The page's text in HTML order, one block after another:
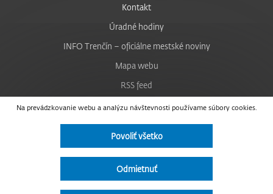
Na prevádzkovanie webu a analýzu návštevnosti používame súbory cookies.
Povoliť všetko
Odmietnuť
Kontakt
Úradné hodiny
INFO Trenčín – oficiálne mestské noviny
Mapa webu
RSS feed
Nastavenie cookies
Facebook
Instagram
Vyhlásenie o prístupnosti